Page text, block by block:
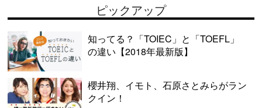
ピックアップ
知ってる？「TOIEC」と「TOEFL」
の違い【2018年最新版】
櫻井翔、イモト、石原さとみらがラン
クイン！